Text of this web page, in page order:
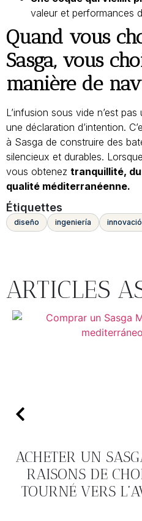
valeur et performances
Quand vous
Sasga, vous
manière de
L’infusion sous vide n’est
une déclaration d’intention.
à Sasga de construire des
silencieux et durables.
vous obtenez tranquillité,
qualité méditerranéenne.
Étiquettes
diseño ingeniería
ARTICLES
ACHETER UN
RAISONS DE
TOURNÉ VERS